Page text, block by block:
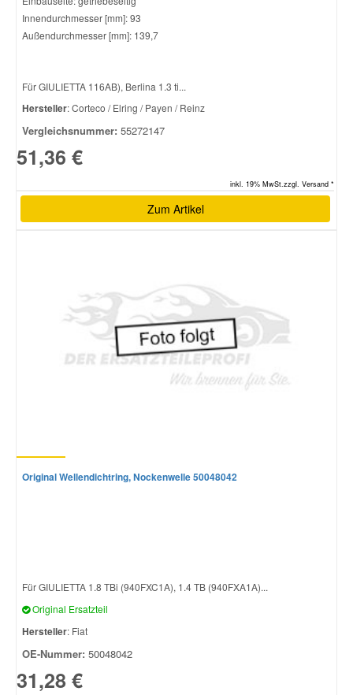
Innendurchmesser [mm]: 93
Außendurchmesser [mm]: 139,7
Für GIULIETTA 116AB), Berlina 1.3 ti...
Hersteller: Corteco / Elring / Payen / Reinz
Vergleichsnummer: 55272147
51,36 €
inkl. 19% MwSt.zzgl. Versand *
Zum Artikel
Original Wellendichtring, Nockenwelle 50048042
Für GIULIETTA 1.8 TBi (940FXC1A), 1.4 TB (940FXA1A)...
Original Ersatzteil
Hersteller: Fiat
OE-Nummer: 50048042
31,28 €